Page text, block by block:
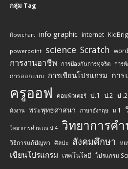
กลุ่ม Tag
flowchart info graphic internet
powerpoint science Scratch word
การงานอาชีพ
การป้องกันการทุจริต การ
การออกแบบ การเขียนโปรแกรม กา
ครูออฟ คอมพิวเตอร์ ป.1 ป.2 ป .2
ผังงาน พระพุทธศาสนา ภาษาอังกฤษ ม.1
วิทยาการคำนวณ ป.4 วิทยาการค
วิธีการแก้ปัญหา ศิลปะ สังคมศึกษา ห
เขียนโปรแกรม เทคโนโลยี โปรแกรม